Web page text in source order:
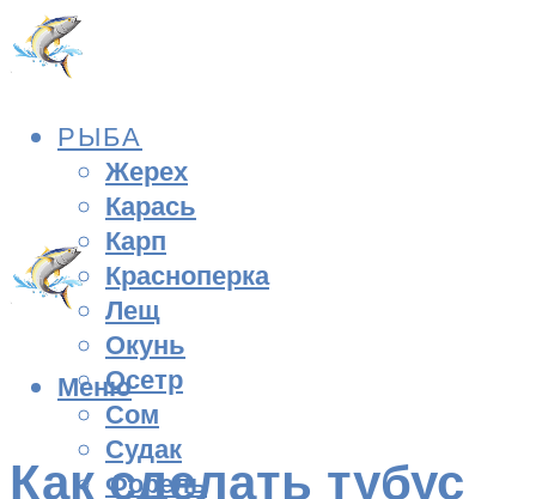
РЫБА
Жерех
Карась
Карп
Красноперка
Лещ
Окунь
Осетр
Сом
Судак
Форель
Меню
Как сделать тубус